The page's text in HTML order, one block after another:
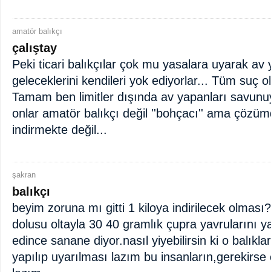
amatör balıkçı
çalıştay
Peki ticari balıkçılar çok mu yasalara uyarak av
geleceklerini kendileri yok ediyorlar... Tüm suç
Tamam ben limitler dışında av yapanları
onlar amatör balıkçı değil ''bohçacı'' ama
indirmekte değil...
şakran
balıkçı
beyim zoruna mı gitti 1 kiloya indirilecek
dolusu oltayla 30 40 gramlık çupra yavrularını
edince sanane diyor.nasıl yiyebilirsin ki o
yapılıp uyarılması lazım bu insanların,gerekirse